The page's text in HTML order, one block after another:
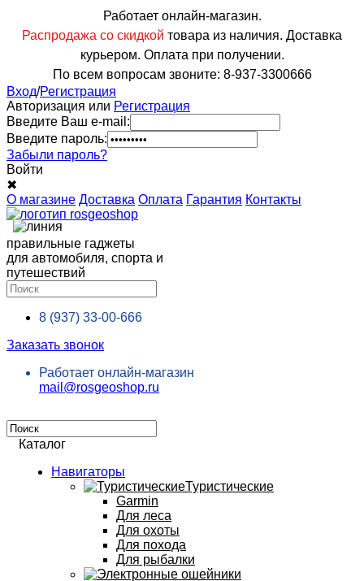
Работает онлайн-магазин.
Распродажа со скидкой товара из наличия. Доставка
курьером. Оплата при получении.
По всем вопросам звоните: 8-937-3300666
Вход/Регистрация
Авторизация или Регистрация
Введите Ваш e-mail:
Введите пароль:
Забыли пароль?
Войти
✖
О магазине Доставка Оплата Гарантия Контакты
правильные гаджеты
для автомобиля, спорта и
путешествий
8 (937) 33-00-666
Заказать звонок
Работает онлайн-магазин
mail@rosgeoshop.ru
Каталог
Навигаторы
Туристические
Garmin
Для леса
Для охоты
Для похода
Для рыбалки